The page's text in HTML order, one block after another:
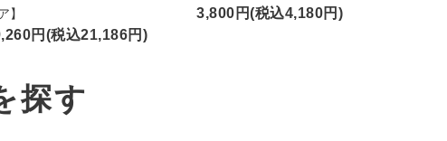
】
円(税込21,186円)
3,800円(税込4,180円)
探す